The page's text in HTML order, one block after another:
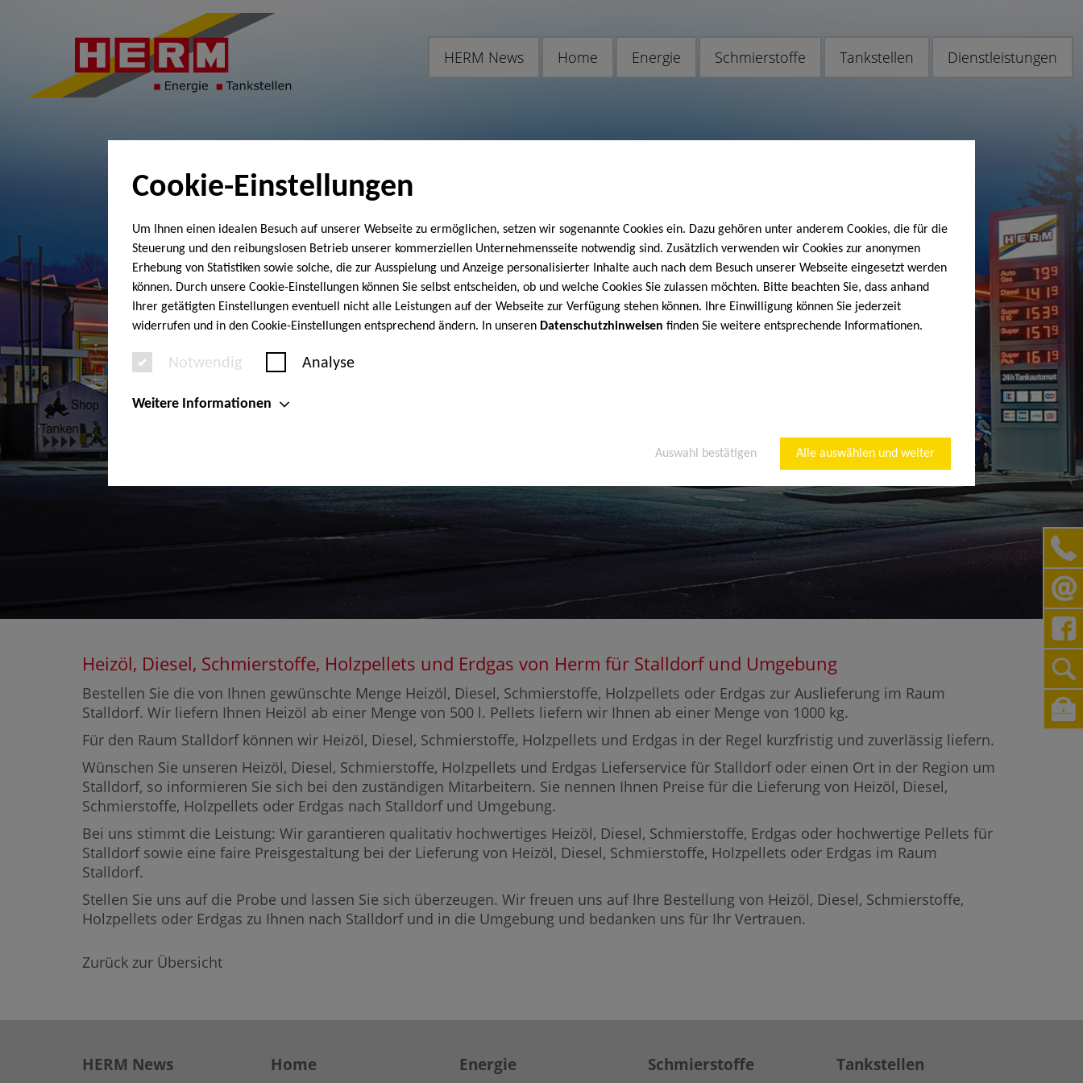
Cookie-Einstellungen
Um Ihnen einen idealen Besuch auf unserer Webseite zu ermöglichen, setzen wir sogenannte Cookies ein. Dazu gehören unter anderem Cookies, die für die
Steuerung und den reibungslosen Betrieb unserer kommerziellen Unternehmensseite notwendig sind. Zusätzlich verwenden wir Cookies zur anonymen
Erhebung von Statistiken sowie solche, die zur Ausspielung und Anzeige personalisierter Inhalte auch nach dem Besuch unserer Webseite eingesetzt werden
können. Durch unsere Cookie-Einstellungen können Sie selbst entscheiden, ob und welche Cookies Sie zulassen möchten. Bitte beachten Sie, dass anhand
Ihrer getätigten Einstellungen eventuell nicht alle Leistungen auf der Webseite zur Verfügung stehen können. Ihre Einwilligung können Sie jederzeit
widerrufen und in den Cookie-Einstellungen entsprechend ändern. In unserenDatenschutzhinweisen finden Sie weitere entsprechende Informationen.
Notwendig Analyse
Weitere Informationen
Auswahl bestätigen Alle auswählen und weiter
HERM News Home Energie Schmierstoffe Tankstellen Dienstleistungen
Heizöl, Diesel, Schmierstoffe, Holzpellets und Erdgas von Herm für Stalldorf und Umgebung
Bestellen Sie die von Ihnen gewünschte Menge Heizöl, Diesel, Schmierstoffe, Holzpellets oder Erdgas zur Auslieferung im Raum
Stalldorf. Wir liefern Ihnen Heizöl ab einer Menge von 500 l. Pellets liefern wir Ihnen ab einer Menge von 1000 kg.
Für den Raum Stalldorf können wir Heizöl, Diesel, Schmierstoffe, Holzpellets und Erdgas in der Regel kurzfristig und zuverlässig liefern.
Wünschen Sie unseren Heizöl, Diesel, Schmierstoffe, Holzpellets und Erdgas Lieferservice für Stalldorf oder einen Ort in der Region um
Stalldorf, so informieren Sie sich bei den zuständigen Mitarbeitern. Sie nennen Ihnen Preise für die Lieferung von Heizöl, Diesel,
Schmierstoffe, Holzpellets oder Erdgas nach Stalldorf und Umgebung.
Bei uns stimmt die Leistung: Wir garantieren qualitativ hochwertiges Heizöl, Diesel, Schmierstoffe, Erdgas oder hochwertige Pellets für
Stalldorf sowie eine faire Preisgestaltung bei der Lieferung von Heizöl, Diesel, Schmierstoffe, Holzpellets oder Erdgas im Raum
Stalldorf.
Stellen Sie uns auf die Probe und lassen Sie sich überzeugen. Wir freuen uns auf Ihre Bestellung von Heizöl, Diesel, Schmierstoffe,
Holzpellets oder Erdgas zu Ihnen nach Stalldorf und in die Umgebung und bedanken uns für Ihr Vertrauen.
Zurück zur Übersicht
HERM News Home Energie Schmierstoffe Tankstellen